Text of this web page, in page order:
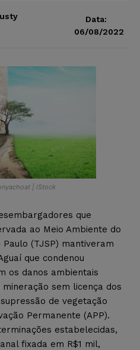
Data:
06/08/2022
| iStock
que
ao Meio Ambiente do
(TJSP) mantiveram
que condenou
os danos ambientais
sem licença dos
de vegetação
Permanente (APP).
estabelecidas,
fixada em R$1 mil,